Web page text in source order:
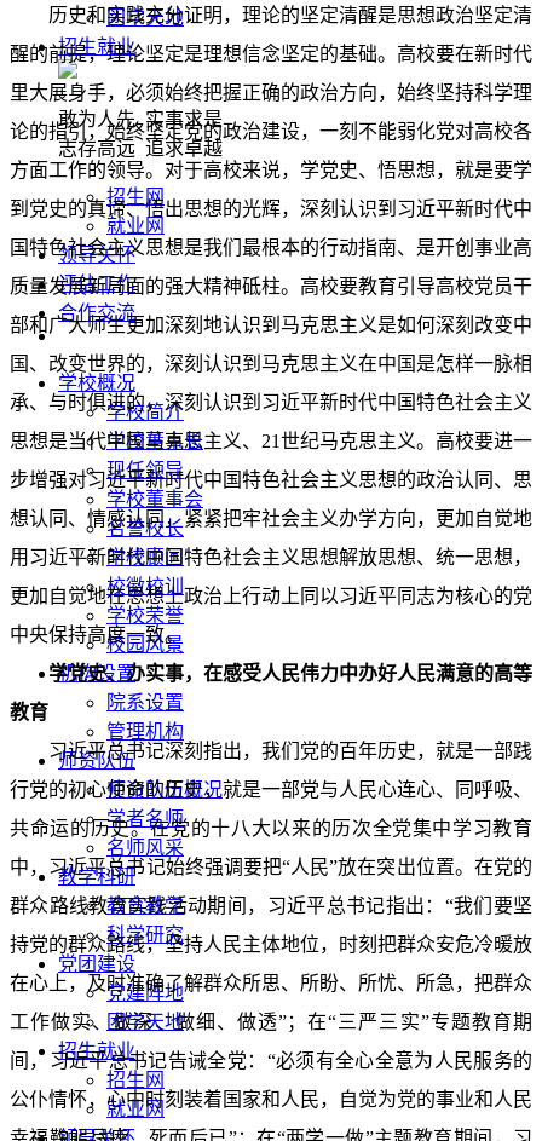
团学天地
招生就业
敢为人先 实事求是
志存高远 追求卓越
招生网
就业网
领导关怀
评估工作
合作交流
学校概况
学校简介
学校董事长
现任领导
学校董事会
名誉校长
学校顾问
校徽校训
学校荣誉
校园风景
机构设置
院系设置
管理机构
师资队伍
师资队伍概况
学者名师
名师风采
教学科研
教育教学
科学研究
党团建设
党建阵地
团学天地
招生就业
招生网
就业网
历史和实践充分证明，理论的坚定清醒是思想政治坚定清
醒的前提，理论坚定是理想信念坚定的基础。高校要在新时代
里大展身手，必须始终把握正确的政治方向，始终坚持科学理
论的指引，始终坚定党的政治建设，一刻不能弱化党对高校各
方面工作的领导。对于高校来说，学党史、悟思想，就是要学
到党史的真谛、悟出思想的光辉，深刻认识到习近平新时代中
国特色社会主义思想是我们最根本的行动指南、是开创事业高
质量发展新局面的强大精神砥柱。高校要教育引导高校党员干
部和广大师生更加深刻地认识到马克思主义是如何深刻改变中
国、改变世界的，深刻认识到马克思主义在中国是怎样一脉相
承、与时俱进的，深刻认识到习近平新时代中国特色社会主义
思想是当代中国马克思主义、21世纪马克思主义。高校要进一
步增强对习近平新时代中国特色社会主义思想的政治认同、思
想认同、情感认同，紧紧把牢社会主义办学方向，更加自觉地
用习近平新时代中国特色社会主义思想解放思想、统一思想，
更加自觉地在思想上政治上行动上同以习近平同志为核心的党
中央保持高度一致。
学党史、办实事，在感受人民伟力中办好人民满意的高等
教育
习近平总书记深刻指出，我们党的百年历史，就是一部践
行党的初心使命的历史，就是一部党与人民心连心、同呼吸、
共命运的历史。在党的十八大以来的历次全党集中学习教育
中，习近平总书记始终强调要把“人民”放在突出位置。在党的
群众路线教育实践活动期间，习近平总书记指出：“我们要坚
持党的群众路线，坚持人民主体地位，时刻把群众安危冷暖放
在心上，及时准确了解群众所思、所盼、所忧、所急，把群众
工作做实、做深、做细、做透”；在“三严三实”专题教育期
间，习近平总书记告诫全党：“必须有全心全意为人民服务的
公仆情怀，心中时刻装着国家和人民，自觉为党的事业和人民